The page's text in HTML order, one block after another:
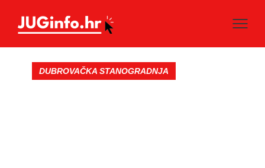
DUBROVAČKA STANOGRADNJA